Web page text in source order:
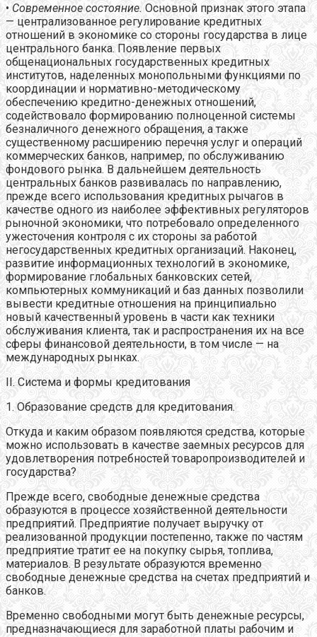
• Современное состояние. Основной признак этого этапа
— централизованное регулирование кредитных
отношений в экономике со стороны государства в лице
центрального банка. Появление первых
общенациональных государственных кредитных
институтов, наделенных монопольными функциями по
координации и нормативно-методическому
обеспечению кредитно-денежных отношений,
содействовало формированию полноценной системы
безналичного денежного обращения, а также
существенному расширению перечня услуг и операций
коммерческих банков, например, по обслуживанию
фондового рынка. В дальнейшем деятельность
центральных банков развивалась по направлению,
прежде всего использования кредитных рычагов в
качестве одного из наиболее эффективных регуляторов
рыночной экономики, что потребовало определенного
ужесточения контроля с их стороны за работой
негосударственных кредитных организаций. Наконец,
развитие информационных технологий в экономике,
формирование глобальных банковских сетей,
компьютерных коммуникаций и баз данных позволили
вывести кредитные отношения на принципиально
новый качественный уровень в части как техники
обслуживания клиента, так и распространения их на все
сферы финансовой деятельности, в том числе — на
международных рынках.
II. Система и формы кредитования
1. Образование средств для кредитования.
Откуда и каким образом появляются средства, которые
можно использовать в качестве заемных ресурсов для
удовлетворения потребностей товаропроизводителей и
государства?
Прежде всего, свободные денежные средства
образуются в процессе хозяйственной деятельности
предприятий. Предприятие получает выручку от
реализованной продукции постепенно, также по частям
предприятие тратит ее на покупку сырья, топлива,
материалов. В результате образуются временно
свободные денежные средства на счетах предприятий и
банков.
Временно свободными могут быть денежные ресурсы,
предназначающиеся для заработной платы рабочим и